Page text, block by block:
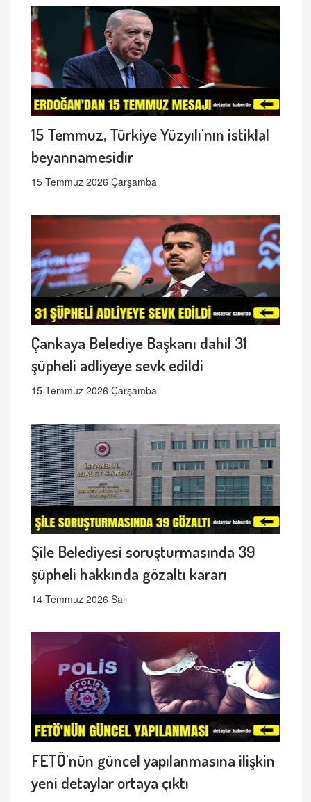
15 Temmuz, Türkiye Yüzyılı'nın istiklal
beyannamesidir
15 Temmuz 2026 Çarşamba
Çankaya Belediye Başkanı dahil 31
şüpheli adliyeye sevk edildi
15 Temmuz 2026 Çarşamba
Şile Belediyesi soruşturmasında 39
şüpheli hakkında gözaltı kararı
14 Temmuz 2026 Salı
FETÖ'nün güncel yapılanmasına ilişkin
yeni detaylar ortaya çıktı